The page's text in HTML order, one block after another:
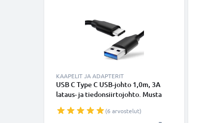
KAAPELIT JA ADAPTERIT
USB C Type C USB-johto 1,0m, 3A
lataus- ja tiedonsiirtojohto. Musta
USB-kaapeli
(6 arvostelut)